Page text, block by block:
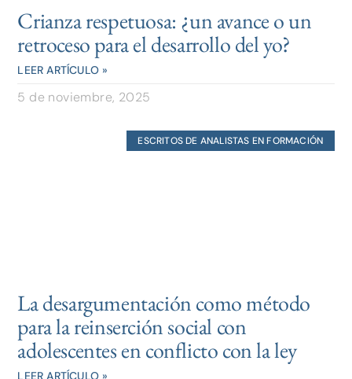
Crianza respetuosa: ¿un avance o un
retroceso para el desarrollo del yo?
LEER ARTÍCULO »
5 de noviembre, 2025
ESCRITOS DE ANALISTAS EN FORMACIÓN
La desargumentación como método
para la reinserción social con
adolescentes en conflicto con la ley
LEER ARTÍCULO »